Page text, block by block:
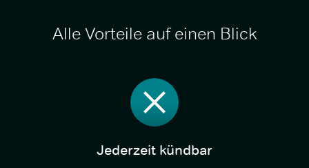
Alle Vorteile auf einen Blick
Jederzeit kündbar